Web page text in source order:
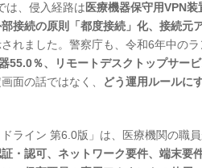
は、侵入経路は医療機器保守用VPN装
接続の原則「都度接続」化、接続元
れました。警察庁も、令和6年中のラ
55.0％、リモートデスクトップサー
面の話ではなく、 どう運用ルールに
ライン 第6.0版」は、医療機関の職
・認可、ネットワーク要件、端末要